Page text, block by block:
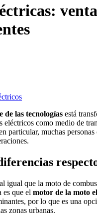
de las tecnologías está
eléctricos como medio de
particular, muchas
igual que la moto de
que el motor de la moto
por lo que es una
zonas urbanas.